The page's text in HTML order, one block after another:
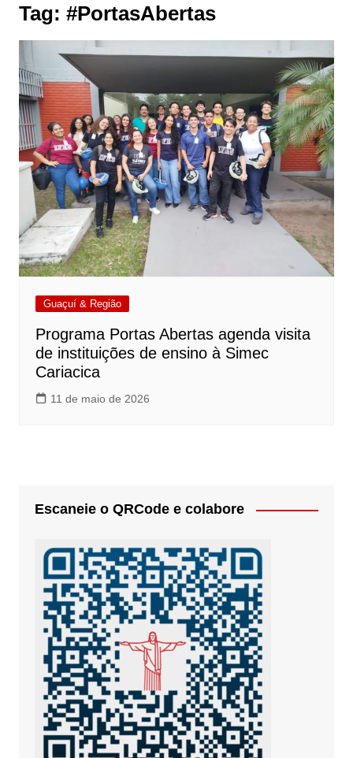
Tag: #PortasAbertas
Guaçuí & Região
Programa Portas Abertas agenda visita
de instituições de ensino à Simec
Cariacica
11 de maio de 2026
Escaneie o QRCode e colabore